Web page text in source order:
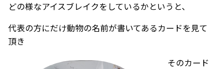
どの様なアイスブレイクをしているかというと、
代表の方にだけ動物の名前が書いてあるカードを見て
頂き
そのカード